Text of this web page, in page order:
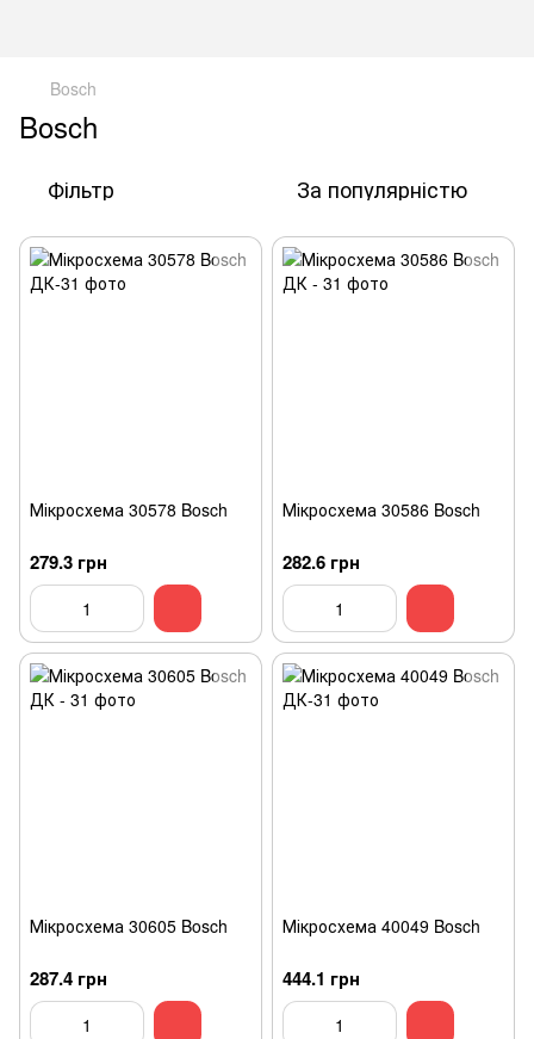
Bosch
Bosch
Фільтр За популярністю
Мікросхема 30578 Bosch
279.3 грн
Мікросхема 30586 Bosch
282.6 грн
Мікросхема 30605 Bosch
287.4 грн
Мікросхема 40049 Bosch
444.1 грн